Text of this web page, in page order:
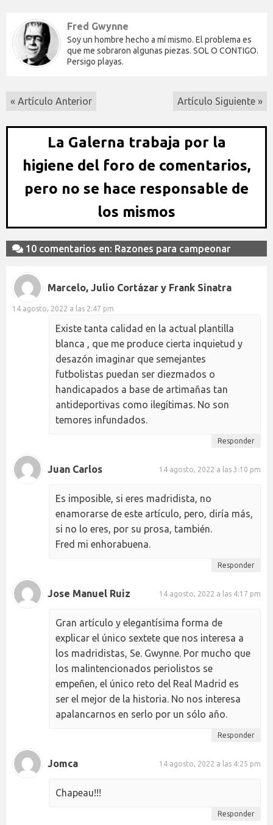
Fred Gwynne
Soy un hombre hecho a mí mismo. El problema es
que me sobraron algunas piezas. SOL O CONTIGO.
Persigo playas.
« Artículo Anterior Artículo Siguiente »
La Galerna trabaja por la
higiene del foro de comentarios,
pero no se hace responsable de
los mismos
10 comentarios en: Razones para campeonar
Marcelo, Julio Cortázar y Frank Sinatra
14 agosto, 2022 a las 2:47 pm
Existe tanta calidad en la actual plantilla
blanca , que me produce cierta inquietud y
desazón imaginar que semejantes
futbolistas puedan ser diezmados o
handicapados a base de artimañas tan
antideportivas como ilegítimas. No son
temores infundados.
Responder
Juan Carlos 14 agosto, 2022 a las 3:10 pm
Es imposible, si eres madridista, no
enamorarse de este artículo, pero, diría más,
si no lo eres, por su prosa, también.
Fred mi enhorabuena.
Responder
Jose Manuel Ruiz 14 agosto, 2022 a las 4:17 pm
Gran artículo y elegantísima forma de
explicar el único sextete que nos interesa a
los madridistas, Se. Gwynne. Por mucho que
los malintencionados periolistos se
empeñen, el único reto del Real Madrid es
ser el mejor de la historia. No nos interesa
apalancarnos en serlo por un sólo año.
Responder
Jomca 14 agosto, 2022 a las 4:25 pm
Chapeau!!!
Responder